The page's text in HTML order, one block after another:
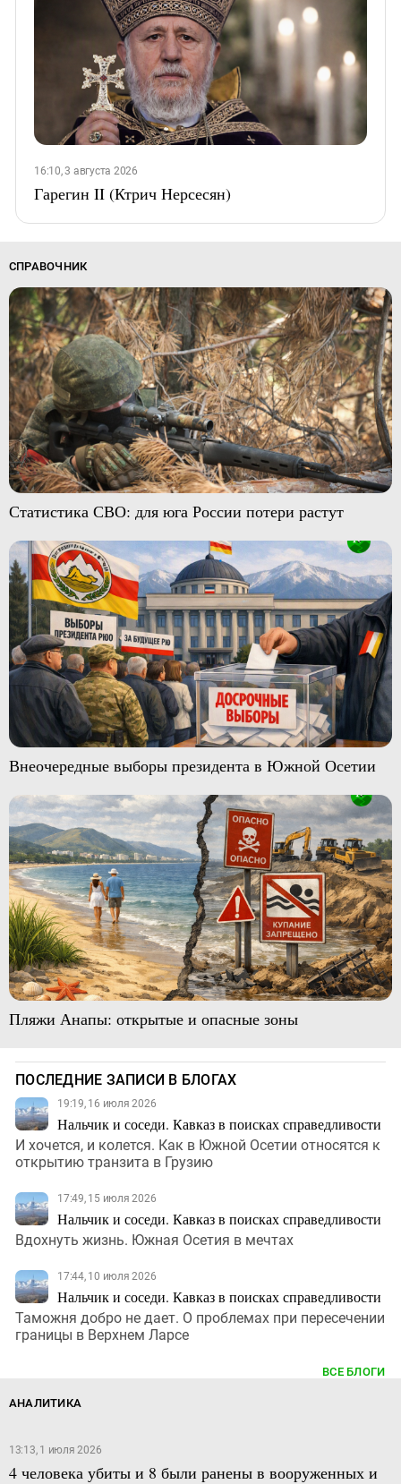
16:10, 3 августа 2026
Гарегин II (Ктрич Нерсесян)
СПРАВОЧНИК
Статистика СВО: для юга России потери растут
Внеочередные выборы президента в Южной Осетии
Пляжи Анапы: открытые и опасные зоны
ПОСЛЕДНИЕ ЗАПИСИ В БЛОГАХ
19:19, 16 июля 2026
Нальчик и соседи. Кавказ в поисках справедливости
И хочется, и колется. Как в Южной Осетии относятся к
открытию транзита в Грузию
17:49, 15 июля 2026
Нальчик и соседи. Кавказ в поисках справедливости
Вдохнуть жизнь. Южная Осетия в мечтах
17:44, 10 июля 2026
Нальчик и соседи. Кавказ в поисках справедливости
Таможня добро не дает. О проблемах при пересечении
границы в Верхнем Ларсе
ВСЕ БЛОГИ
АНАЛИТИКА
13:13, 1 июля 2026
4 человека убиты и 8 были ранены в вооруженных и